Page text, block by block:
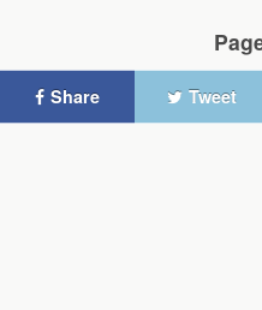
Share Tweet